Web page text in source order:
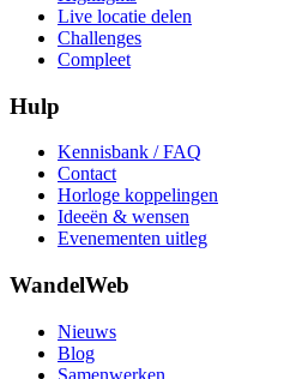
Live locatie delen
Challenges
Compleet
Hulp
Kennisbank / FAQ
Contact
Horloge koppelingen
Ideeën & wensen
Evenementen uitleg
WandelWeb
Nieuws
Blog
Samenwerken